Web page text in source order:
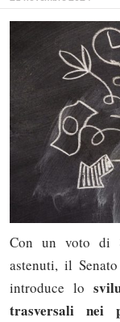
Con un voto di
astenuti, il
introduce lo
trasversali nei